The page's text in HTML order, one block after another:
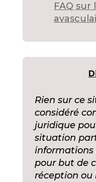
FAQ sur
Rien sur ce
considéré
juridique
situation
informations
pour but de
réception ou